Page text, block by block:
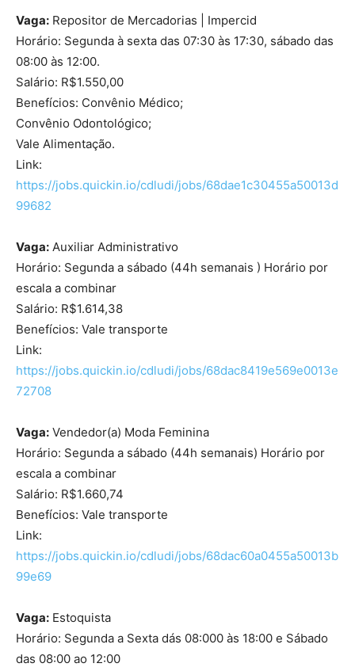
Vaga: Repositor de Mercadorias | Impercid
Horário: Segunda à sexta das 07:30 às 17:30, sábado das
08:00 às 12:00.
Salário: R$1.550,00
Benefícios: Convênio Médico;
Convênio Odontológico;
Vale Alimentação.
Link:
https://jobs.quickin.io/cdludi/jobs/68dae1c30455a50013d
99682
Vaga: Auxiliar Administrativo
Horário: Segunda a sábado (44h semanais ) Horário por
escala a combinar
Salário: R$1.614,38
Benefícios: Vale transporte
Link:
https://jobs.quickin.io/cdludi/jobs/68dac8419e569e0013e
72708
Vaga: Vendedor(a) Moda Feminina
Horário: Segunda a sábado (44h semanais) Horário por
escala a combinar
Salário: R$1.660,74
Benefícios: Vale transporte
Link:
https://jobs.quickin.io/cdludi/jobs/68dac60a0455a50013b
99e69
Vaga: Estoquista
Horário: Segunda a Sexta dás 08:000 às 18:00 e Sábado
das 08:00 ao 12:00